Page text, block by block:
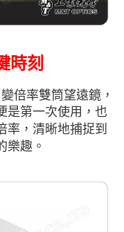
時刻
倍率雙筒望遠鏡，
是第一次使用，也
率，清晰地捕捉到
樂趣。